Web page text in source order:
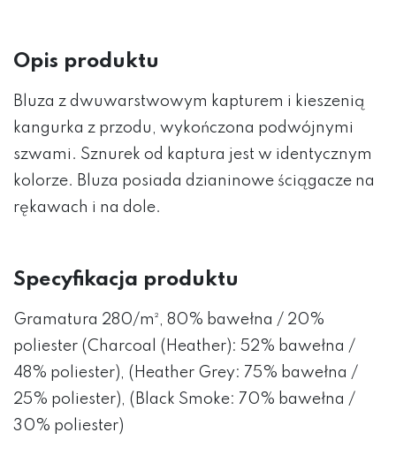
Opis produktu
Bluza z dwuwarstwowym kapturem i kieszenią
kangurka z przodu, wykończona podwójnymi
szwami. Sznurek od kaptura jest w identycznym
kolorze. Bluza posiada dzianinowe ściągacze na
rękawach i na dole.
Specyfikacja produktu
Gramatura 280/m², 80% bawełna / 20%
poliester (Charcoal (Heather): 52% bawełna /
48% poliester), (Heather Grey: 75% bawełna /
25% poliester), (Black Smoke: 70% bawełna /
30% poliester)